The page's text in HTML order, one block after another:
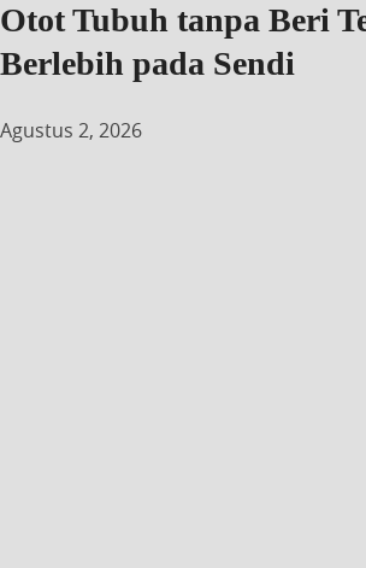
Otot Tubuh tanpa Beri
Berlebih pada Sendi
Agustus 2, 2026